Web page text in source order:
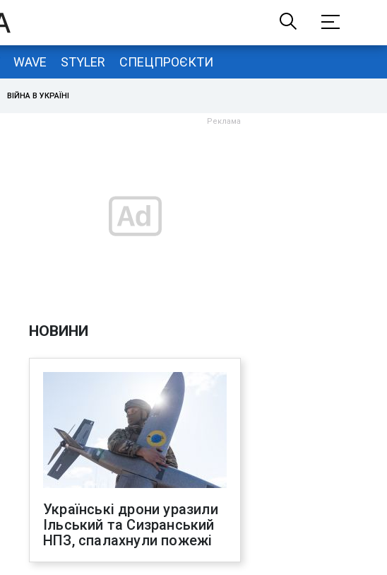
WAVE STYLER СПЕЦПРОЄКТИ
ВІЙНА В УКРАЇНІ
НОВИНИ
Українські дрони уразили
Ільський та Сизранський
НПЗ, спалахнули пожежі